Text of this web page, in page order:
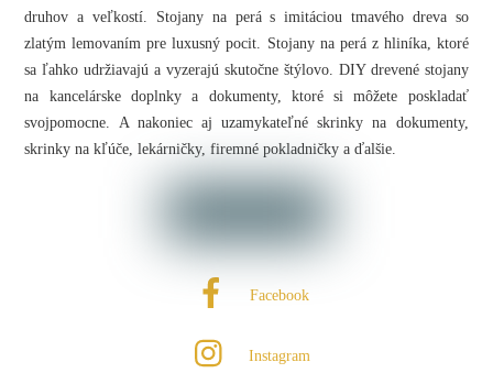
druhov a veľkostí. Stojany na perá s imitáciou tmavého dreva so
zlatým lemovaním pre luxusný pocit. Stojany na perá z hliníka, ktoré
sa ľahko udržiavajú a vyzerajú skutočne štýlovo. DIY drevené stojany
na kancelárske doplnky a dokumenty, ktoré si môžete poskladať
svojpomocne. A nakoniec aj uzamykateľné skrinky na dokumenty,
skrinky na kľúče, lekárničky, firemné pokladničky a ďalšie.
Facebook
Instagram